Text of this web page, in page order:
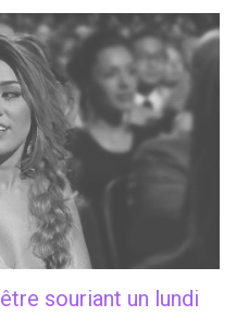
souriant un lundi